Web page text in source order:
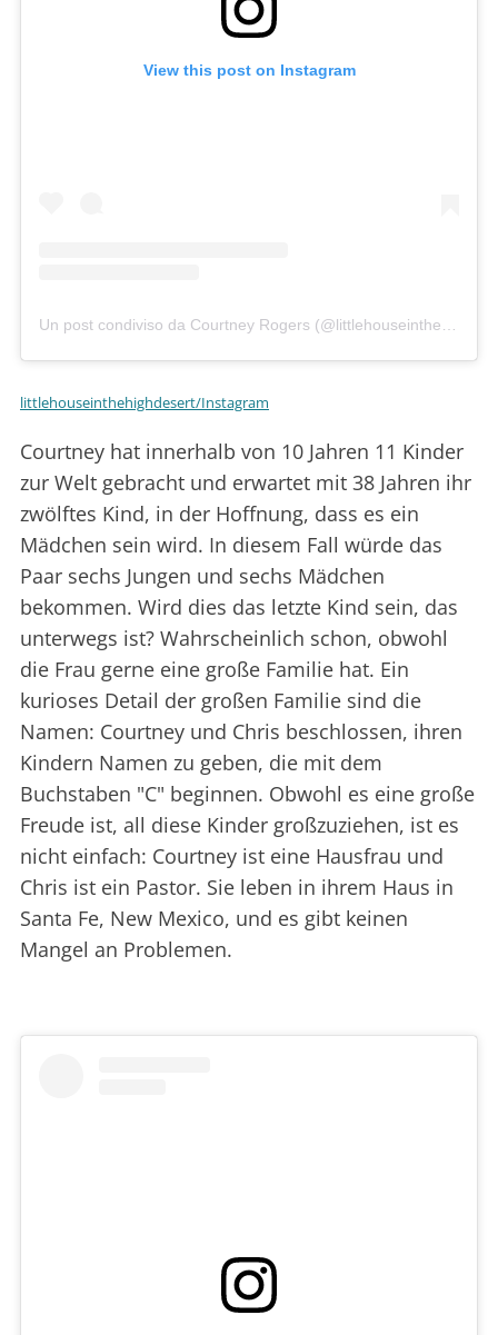
View this post on Instagram
littlehouseinthehighdesert/Instagram
Courtney hat innerhalb von 10 Jahren 11 Kinder
zur Welt gebracht und erwartet mit 38 Jahren ihr
zwölftes Kind, in der Hoffnung, dass es ein
Mädchen sein wird. In diesem Fall würde das
Paar sechs Jungen und sechs Mädchen
bekommen. Wird dies das letzte Kind sein, das
unterwegs ist? Wahrscheinlich schon, obwohl
die Frau gerne eine große Familie hat. Ein
kurioses Detail der großen Familie sind die
Namen: Courtney und Chris beschlossen, ihren
Kindern Namen zu geben, die mit dem
Buchstaben "C" beginnen. Obwohl es eine große
Freude ist, all diese Kinder großzuziehen, ist es
nicht einfach: Courtney ist eine Hausfrau und
Chris ist ein Pastor. Sie leben in ihrem Haus in
Santa Fe, New Mexico, und es gibt keinen
Mangel an Problemen.